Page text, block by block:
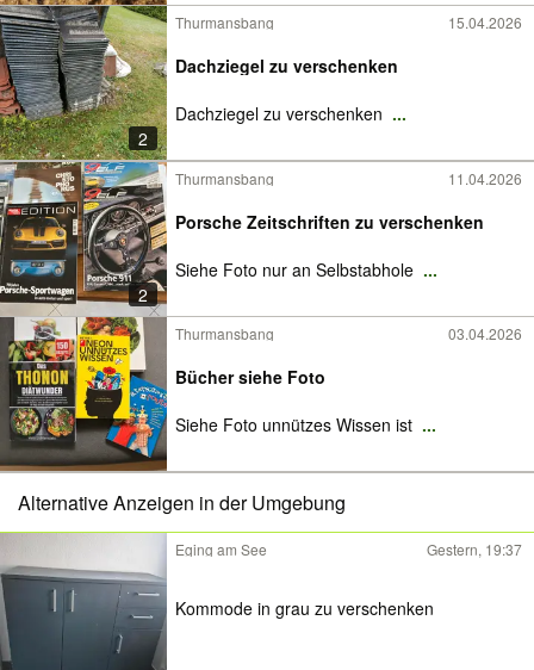
2
Thurmansbang 15.04.2026
Dachziegel zu verschenken
Dachziegel zu verschenken ...
2
Thurmansbang 11.04.2026
Porsche Zeitschriften zu verschenken
Siehe Foto nur an Selbstabhole ...
Thurmansbang 03.04.2026
Bücher siehe Foto
Siehe Foto unnützes Wissen ist ...
Alternative Anzeigen in der Umgebung
Eging am See Gestern, 19:37
Kommode in grau zu verschenken